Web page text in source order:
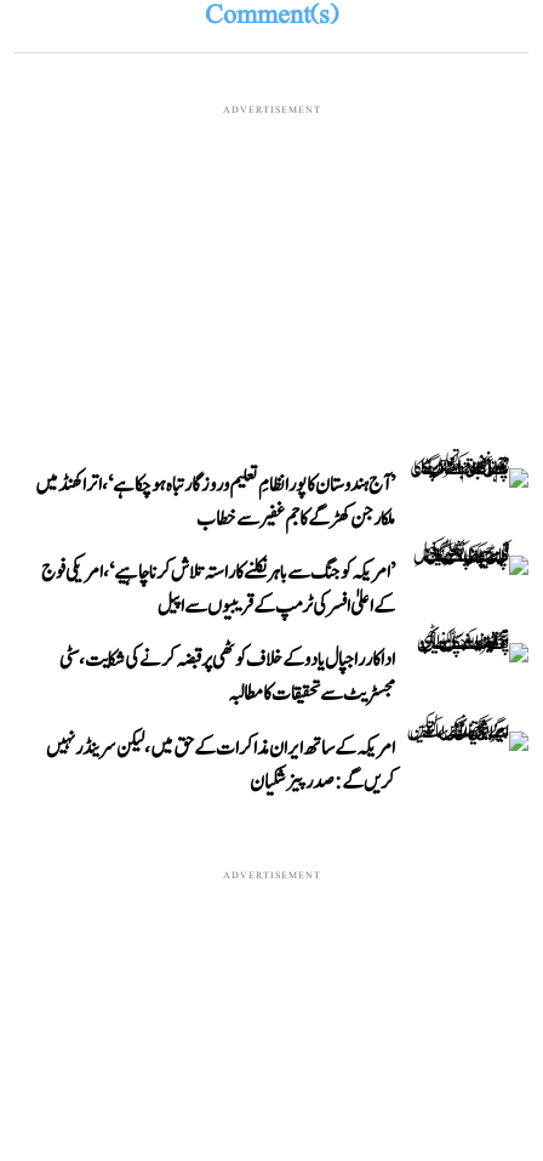
Comment(s)
ADVERTISEMENT
’آج ہندوستان کا پورا نظامِ تعلیم و روزگار تباہ ہو چکا ہے‘، اتراکھنڈ میں
ملکارجن کھڑگے کا جم غفیر سے خطاب
’امریکہ کو جنگ سے باہر نکلنے کا راستہ تلاش کرنا چاہیے‘، امریکی فوج
کے اعلیٰ افسر کی ٹرمپ کے قریبیوں سے اپیل
اداکار راجپال یادو کے خلاف کوٹھی پر قبضہ کرنے کی شکایت، سٹی
مجسٹریٹ سے تحقیقات کا مطالبہ
امریکہ کے ساتھ ایران مذاکرات کے حق میں، لیکن سرینڈر نہیں
کریں گے: صدر پیزشکیان
ADVERTISEMENT